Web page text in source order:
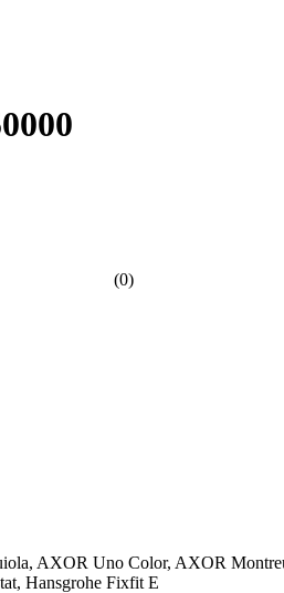
(0)
AXOR Uno Color, AXOR
Hansgrohe Fixfit E